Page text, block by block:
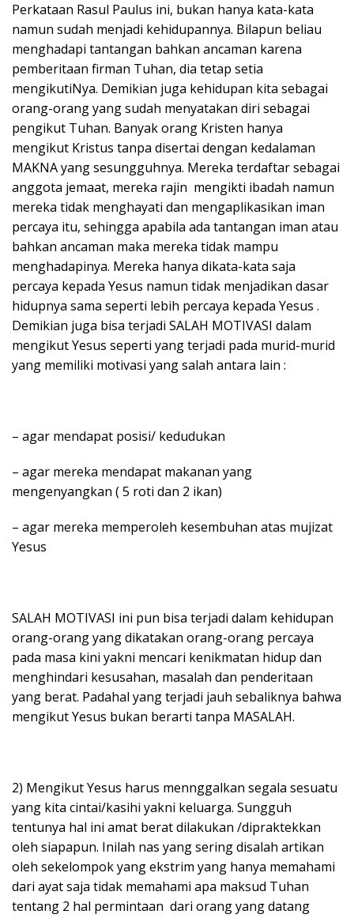
Perkataan Rasul Paulus ini, bukan hanya kata-kata
namun sudah menjadi kehidupannya. Bilapun beliau
menghadapi tantangan bahkan ancaman karena
pemberitaan firman Tuhan, dia tetap setia
mengikutiNya. Demikian juga kehidupan kita sebagai
orang-orang yang sudah menyatakan diri sebagai
pengikut Tuhan. Banyak orang Kristen hanya
mengikut Kristus tanpa disertai dengan kedalaman
MAKNA yang sesungguhnya. Mereka terdaftar sebagai
anggota jemaat, mereka rajin mengikti ibadah namun
mereka tidak menghayati dan mengaplikasikan iman
percaya itu, sehingga apabila ada tantangan iman atau
bahkan ancaman maka mereka tidak mampu
menghadapinya. Mereka hanya dikata-kata saja
percaya kepada Yesus namun tidak menjadikan dasar
hidupnya sama seperti lebih percaya kepada Yesus .
Demikian juga bisa terjadi SALAH MOTIVASI dalam
mengikut Yesus seperti yang terjadi pada murid-murid
yang memiliki motivasi yang salah antara lain :
– agar mendapat posisi/ kedudukan
– agar mereka mendapat makanan yang
mengenyangkan ( 5 roti dan 2 ikan)
– agar mereka memperoleh kesembuhan atas mujizat
Yesus
SALAH MOTIVASI ini pun bisa terjadi dalam kehidupan
orang-orang yang dikatakan orang-orang percaya
pada masa kini yakni mencari kenikmatan hidup dan
menghindari kesusahan, masalah dan penderitaan
yang berat. Padahal yang terjadi jauh sebaliknya bahwa
mengikut Yesus bukan berarti tanpa MASALAH.
2) Mengikut Yesus harus mennggalkan segala sesuatu
yang kita cintai/kasihi yakni keluarga. Sungguh
tentunya hal ini amat berat dilakukan /dipraktekkan
oleh siapapun. Inilah nas yang sering disalah artikan
oleh sekelompok yang ekstrim yang hanya memahami
dari ayat saja tidak memahami apa maksud Tuhan
tentang 2 hal permintaan dari orang yang datang